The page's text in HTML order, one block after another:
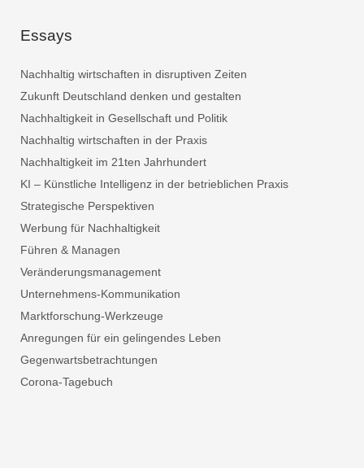
Essays
Nachhaltig wirtschaften in disruptiven Zeiten
Zukunft Deutschland denken und gestalten
Nachhaltigkeit in Gesellschaft und Politik
Nachhaltig wirtschaften in der Praxis
Nachhaltigkeit im 21ten Jahrhundert
KI – Künstliche Intelligenz in der betrieblichen Praxis
Strategische Perspektiven
Werbung für Nachhaltigkeit
Führen & Managen
Veränderungsmanagement
Unternehmens-Kommunikation
Marktforschung-Werkzeuge
Anregungen für ein gelingendes Leben
Gegenwartsbetrachtungen
Corona-Tagebuch